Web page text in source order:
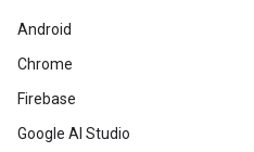
Android
Chrome
Firebase
Google AI Studio